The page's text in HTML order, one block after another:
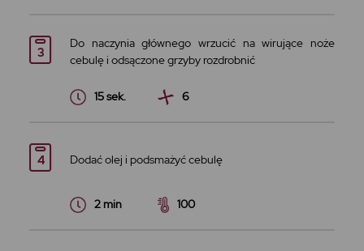
Do naczynia głównego wrzucić na wirujące noże
cebulę i odsączone grzyby rozdrobnić
15 sek. 6
Dodać olej i podsmażyć cebulę
2 min 100